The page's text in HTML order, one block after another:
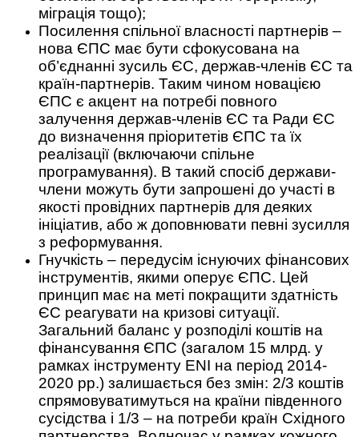
міграція тощо);
Посилення спільної власності партнерів –
нова ЄПС має бути сфокусована на
об’єднанні зусиль ЄС, держав-членів ЄС та
країн-партнерів. Таким чином новацією
ЄПС є акцент на потребі повного
залучення держав-членів ЄС та Ради ЄС
до визначення пріоритетів ЄПС та їх
реалізації (включаючи спільне
програмування). В такий спосіб держави-
члени можуть бути запрошені до участі в
якості провідних партнерів для деяких
ініціатив, або ж доповнювати певні зусилля
з реформування.
Гнучкість – передусім існуючих фінансових
інструментів, якими оперує ЄПС. Цей
принцип має на меті покращити здатність
ЄС реагувати на кризові ситуації.
Загальний баланс у розподілі коштів на
фінансування ЄПС (загалом 15 млрд. у
рамках інструменту ENI на період 2014-
2020 рр.) залишається без змін: 2/3 коштів
спрямовуватимуться на країни південного
сусідства і 1/3 – на потреби країн Східного